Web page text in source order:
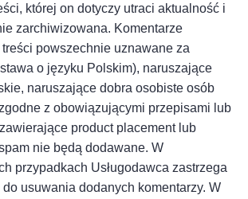
której on dotyczy utraci aktualność i
zarchiwizowana. Komentarze
powszechnie uznawane za
o języku Polskim), naruszające
naruszające dobra osobiste osób
z obowiązującymi przepisami lub
product placement lub
nie będą dodawane. W
przypadkach Usługodawca zastrzega
usuwania dodanych komentarzy. W